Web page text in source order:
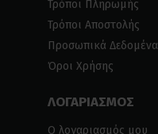
Τρόποι Πληρωμής
Τρόποι Αποστολής
Προσωπικά Δεδομένα
Όροι Χρήσης
ΛΟΓΑΡΙΑΣΜΟΣ
Ο λογαριασμός μου